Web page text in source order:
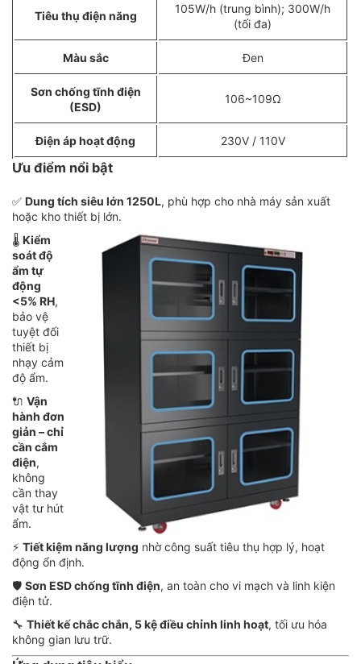
Tiêu thụ điện năng
105W/h (trung bình); 300W/h
(tối đa)
Màu sắc Đen
Sơn chống tĩnh điện
(ESD)
106~109Ω
Điện áp hoạt động 230V / 110V
Ưu điểm nổi bật
✅ Dung tích siêu lớn 1250L, phù hợp cho nhà máy sản xuất
hoặc kho thiết bị lớn.
🌡️ Kiểm
soát độ
ẩm tự
động
<5% RH,
bảo vệ
tuyệt đối
thiết bị
nhạy cảm
độ ẩm.
🔌 Vận
hành đơn
giản – chỉ
cần cắm
điện,
không
cần thay
vật tư hút
ẩm.
⚡ Tiết kiệm năng lượng nhờ công suất tiêu thụ hợp lý, hoạt
động ổn định.
🛡️ Sơn ESD chống tĩnh điện, an toàn cho vi mạch và linh kiện
điện tử.
🔧 Thiết kế chắc chắn, 5 kệ điều chỉnh linh hoạt, tối ưu hóa
không gian lưu trữ.